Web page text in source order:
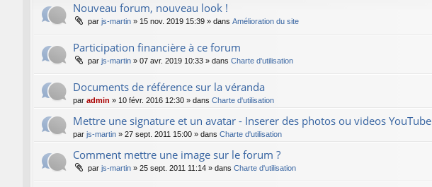
Nouveau forum, nouveau look !
par js-martin » 15 nov. 2019 15:39 » dans Amélioration du site
Participation financière à ce forum
par js-martin » 07 avr. 2019 10:33 » dans Charte d'utilisation
Documents de référence sur la véranda
par admin » 10 févr. 2016 12:30 » dans Charte d'utilisation
Mettre une signature et un avatar - Inserer des photos ou videos YouTube
par js-martin » 27 sept. 2011 15:00 » dans Charte d'utilisation
Comment mettre une image sur le forum ?
par js-martin » 25 sept. 2011 11:14 » dans Charte d'utilisation